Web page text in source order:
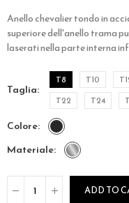
Anello chevalier tondo in
superiore dell'anello trama
laserati nella parte interna
taglia
T8 T10
T22
T24
colore
materiale
ADD TO